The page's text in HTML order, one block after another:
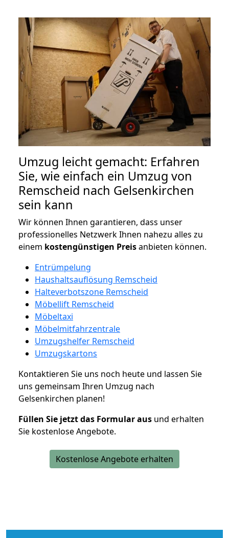
Umzug leicht gemacht: Erfahren
Sie, wie einfach ein Umzug von
Remscheid nach Gelsenkirchen
sein kann
Wir können Ihnen garantieren, dass unser
professionelles Netzwerk Ihnen nahezu alles zu
einem kostengünstigen Preisanbieten können.
Entrümpelung
Haushaltsauflösung Remscheid
Halteverbotszone Remscheid
Möbellift Remscheid
Möbeltaxi
Möbelmitfahrzentrale
Umzugshelfer Remscheid
Umzugskartons
Kontaktieren Sie uns noch heute und lassen Sie
uns gemeinsam Ihren Umzug nach
Gelsenkirchen planen!
Füllen Sie jetzt das Formular aus und erhalten
Sie kostenlose Angebote.
Kostenlose Angebote erhalten